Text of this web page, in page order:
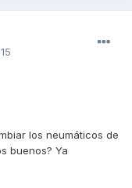
los neumáticos de
buenos? Ya